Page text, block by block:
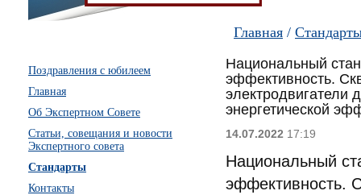
Главная /
Поздравления с юбилеем
Главная
Об Экспертном Совете
Статьи, совещания и новости
Экспертного совета
Стандарты
Контакты
Национальный
эффективность.
электродвигатели
энергетической
14.07.2022 17:19
Национальный
эффективность.